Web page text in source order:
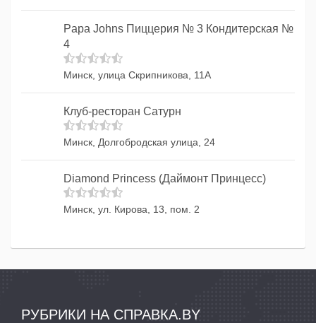
Papa Johns Пиццерия № 3 Кондитерская №
4
Минск, улица Скрипникова, 11А
Клуб-ресторан Сатурн
Минск, Долгобродская улица, 24
Diamond Princess (Даймонт Принцесс)
Минск, ул. Кирова, 13, пом. 2
РУБРИКИ НА СПРАВКА.BY